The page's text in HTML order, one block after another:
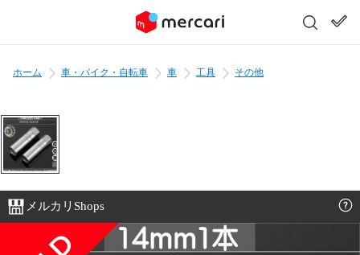
ホーム 車・バイク・自転車 車 工具 その他
メルカリShops